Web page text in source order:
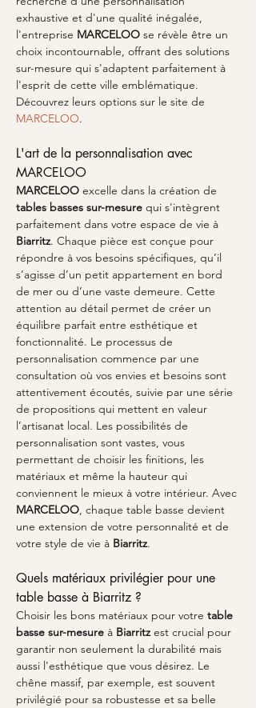
exhaustive et d'une qualité inégalée,
l'entreprise MARCELOO se révèle être un
choix incontournable, offrant des solutions
sur-mesure qui s'adaptent parfaitement à
l'esprit de cette ville emblématique.
Découvrez leurs options sur le site de
MARCELOO.
L'art de la personnalisation avec
MARCELOO
MARCELOO excelle dans la création de
tables basses sur-mesure qui s'intègrent
parfaitement dans votre espace de vie à
Biarritz. Chaque pièce est conçue pour
répondre à vos besoins spécifiques, qu’il
s’agisse d’un petit appartement en bord
de mer ou d’une vaste demeure. Cette
attention au détail permet de créer un
équilibre parfait entre esthétique et
fonctionnalité. Le processus de
personnalisation commence par une
consultation où vos envies et besoins sont
attentivement écoutés, suivie par une série
de propositions qui mettent en valeur
l’artisanat local. Les possibilités de
personnalisation sont vastes, vous
permettant de choisir les finitions, les
matériaux et même la hauteur qui
conviennent le mieux à votre intérieur. Avec
MARCELOO, chaque table basse devient
une extension de votre personnalité et de
votre style de vie à Biarritz.
Quels matériaux privilégier pour une
table basse à Biarritz ?
Choisir les bons matériaux pour votre table
basse sur-mesure à Biarritz est crucial pour
garantir non seulement la durabilité mais
aussi l'esthétique que vous désirez. Le
chêne massif, par exemple, est souvent
privilégié pour sa robustesse et sa belle